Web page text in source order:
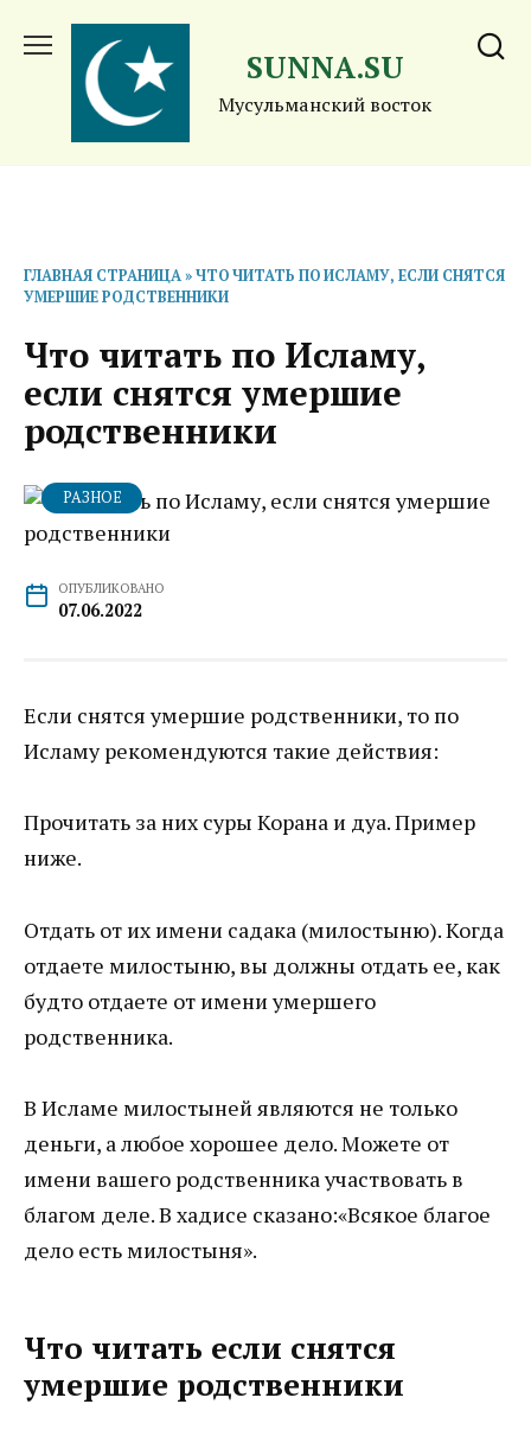
содержанию
SUNNA.SU
Мусульманский восток
ГЛАВНАЯ СТРАНИЦА»ЧТО ЧИТАТЬ ПО ИСЛАМУ, ЕСЛИ СНЯТСЯ
УМЕРШИЕ РОДСТВЕННИКИ
Что читать по Исламу,
если снятся умершие
родственники
РАЗНОЕ
ОПУБЛИКОВАНО
07.06.2022
Если снятся умершие родственники, то по
Исламу рекомендуются такие действия:
Прочитать за них суры Корана и дуа. Пример
ниже.
Отдать от их имени садака (милостыню). Когда
отдаете милостыню, вы должны отдать ее, как
будто отдаете от имени умершего
родственника.
В Исламе милостыней являются не только
деньги, а любое хорошее дело. Можете от
имени вашего родственника участвовать в
благом деле. В хадисе сказано:«Всякое благое
дело есть милостыня».
Что читать если снятся
умершие родственники